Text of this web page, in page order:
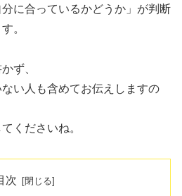
に合っているかどうか」が判断
。
ず、
い人も含めてお伝えしますの
くださいね。
次